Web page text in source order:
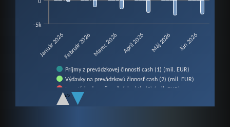
Príjmy z prevádzkovej činnosti cash (1) (mil. EUR)
Výdavky na prevádzkovú činnosť cash (2) (mil. EUR)
Investície do nefinančných aktív (3) (mil. EUR)
Prebytok / schodok cash (4=1-2-3) (mil. EUR)
1/2
Január 2026Február 2026 Marec 2026 Apríl 2026 Máj 2026 Jún 2026
-5k
0